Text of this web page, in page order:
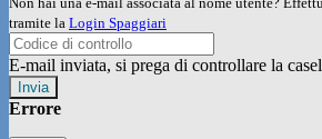
tramite la Login Spaggiari
E-mail inviata, si prega di controllare la
Errore